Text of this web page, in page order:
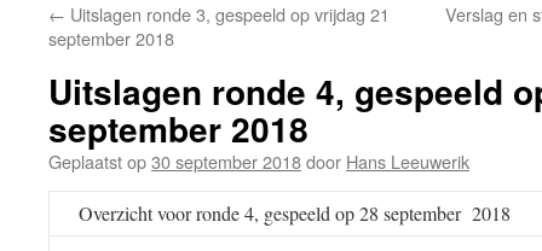
← Uitslagen ronde 3, gespeeld op vrijdag 21
september 2018
Verslag en
Uitslagen ronde 4, gespeeld
september 2018
Geplaatst op30 september 2018door Hans Leeuwerik
Overzicht voor ronde 4, gespeeld op 28 september 2018